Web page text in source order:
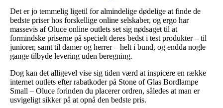
Det er jo temmelig ligetil for almindelige dødelige at finde de
bedste priser hos forskellige online selskaber, og ergo har
massevis af Oluce online outlets set sig nødsaget til at
formindske priserne på specielt deres bedst i test produkter – til
juniorer, samt til damer og herrer – helt i bund, og endda nogle
gange tilbyde levering uden beregning.
Dog kan det alligevel vise sig tiden værd at inspicere en række
internet outlets efter rabatkoder på Stone of Glas Bordlampe
Small – Oluce forinden du placerer ordren, således at man er
usvigeligt sikker på at opnå den bedste pris.